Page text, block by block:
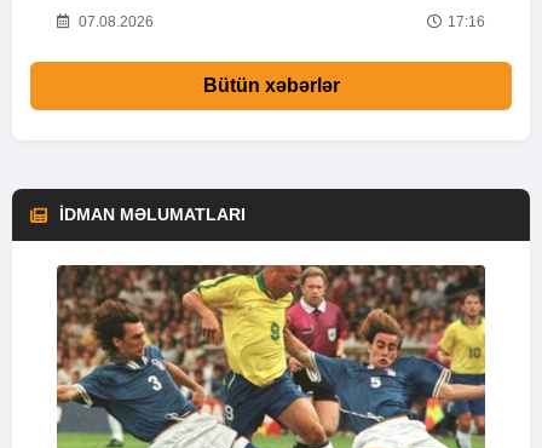
07.08.2026 17:16
Bütün xəbərlər
İDMAN MƏLUMATLARI